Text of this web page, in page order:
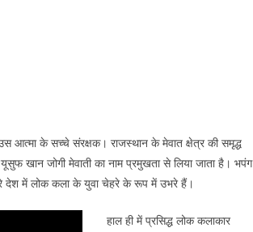
आत्मा के सच्चे संरक्षक। राजस्थान के मेवात क्षेत्र की समृद्ध
खान जोगी मेवाती का नाम प्रमुखता से लिया जाता है। भपंग
देश में लोक कला के युवा चेहरे के रूप में उभरे हैं।
हाल ही में प्रसिद्ध लोक कलाकार